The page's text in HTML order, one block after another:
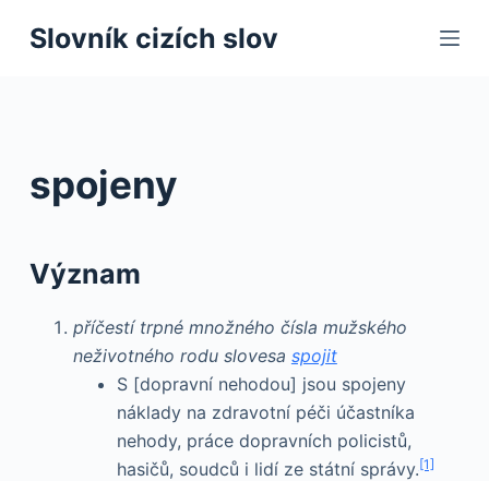
S
c
Slovník cizích slov
spojeny
Význam
příčestí trpné množného čísla mužského
neživotného rodu slovesa spojit
S [dopravní nehodou] jsou spojeny
náklady na zdravotní péči účastníka
nehody, práce dopravních policistů,
hasičů, soudců i lidí ze státní správy.[1]